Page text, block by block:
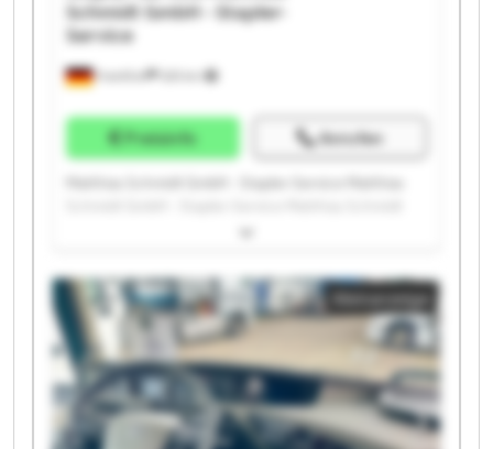
Frankfurt
Schmidt GmbH - Stapler-
Service
Preisinfo Anrufen
Matthias Schmidt GmbH - Stapler-Service Matthias
GmbH - Stapler-Service Matthias Schmidt GmbH -
Service Matthias Schmidt GmbH - Stapler-Service
Matthias Schmidt GmbH - Stapler-Service Matthias
Schmidt GmbH - Stapler-Service Matthias Schmidt
GmbH - Stapler-Service Matthias Schmidt GmbH -
Stapler-Service Matthias Schmidt GmbH - Stapler-
Service Matthias Schmidt GmbH - Stapler-Service
Matthias Schmidt GmbH - Stapler-Service Matthias
Schmidt GmbH - Stapler-Service Matthias Schmidt
Kleinanzeige